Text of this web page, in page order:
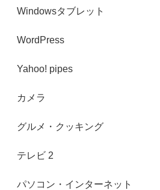
Windowsタブレット
WordPress
Yahoo! pipes
カメラ
グルメ・クッキング
テレビ 2
パソコン・インターネット